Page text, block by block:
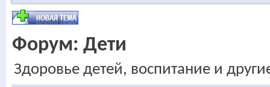
Форум: Дети
Здоровье детей, воспитание и